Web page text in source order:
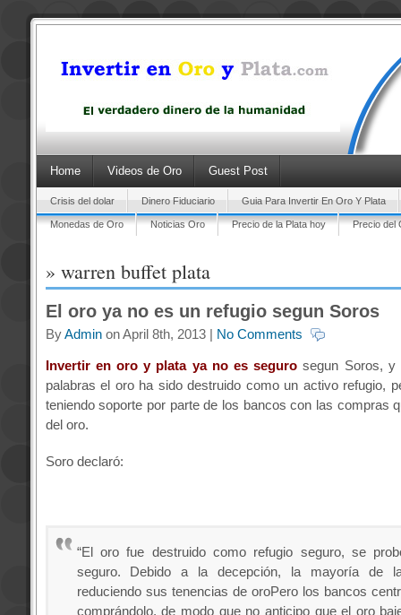
Home Videos de Oro Guest Post
Crisis del dolar Dinero Fiduciario Guia Para Invertir En Oro Y Plata
Monedas de Oro Noticias Oro Precio de la Plata hoy Precio del
» warren buffet plata
El oro ya no es un refugio segun Soros
ByAdminon April 8th, 2013 | No Comments
Invertir en oro y plata ya no es seguro segun Soros, y
palabras el oro ha sido destruido como un activo refugio,
teniendo soporte por parte de los bancos con las compras
del oro.
Soro declaró:
“El oro fue destruido como refugio seguro, se
seguro. Debido a la decepción, la mayoría de
reduciendo sus tenencias de oroPero los bancos
comprándolo, de modo que no anticipo que el oro